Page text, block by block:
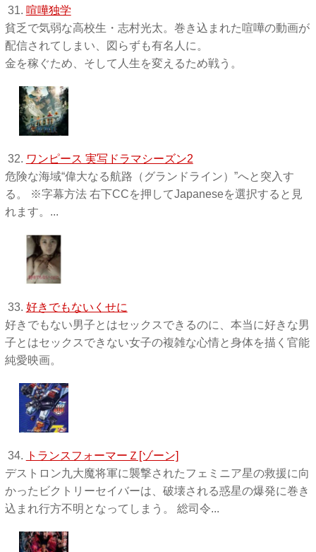
31. 喧嘩独学
貧乏で気弱な高校生・志村光太。巻き込まれた喧嘩の動画が
配信されてしまい、図らずも有名人に。
金を稼ぐため、そして人生を変えるため戦う。
32. ワンピース 実写ドラマシーズン2
危険な海域“偉大なる航路（グランドライン）”へと突入す
る。 ※字幕方法 右下CCを押してJapaneseを選択すると見
れます。...
33. 好きでもないくせに
好きでもない男子とはセックスできるのに、本当に好きな男
子とはセックスできない女子の複雑な心情と身体を描く官能
純愛映画。
34.
トランスフォーマーＺ[ゾーン]
デストロン九大魔将軍に襲撃されたフェミニア星の救援に向
かったビクトリーセイバーは、破壊される惑星の爆発に巻き
込まれ行方不明となってしまう。 総司令...